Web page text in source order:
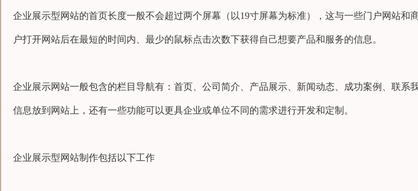
企业展示型网站的首页长度一般不会超过两个屏幕（以19寸屏幕为标准），这与一些门户网站
户打开网站后在最短的时间内、最少的鼠标点击次数下获得自己想要产品和服务的信息。
企业展示网站一般包含的栏目导航有：首页、公司简介、产品展示、新闻动态、成功案例、联
信息放到网站上，还有一些功能可以更具企业或单位不同的需求进行开发和定制。
企业展示型网站制作包括以下工作